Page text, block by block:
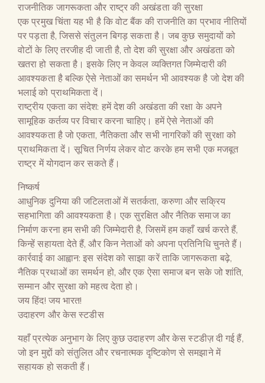
राजनीतिक जागरूकता और राष्ट्र की अखंडता की सुरक्षा
एक प्रमुख चिंता यह भी है कि वोट बैंक की राजनीति का प्रभाव नीतियों
पर पड़ता है, जिससे संतुलन बिगड़ सकता है। जब कुछ समुदायों को
वोटों के लिए तरजीह दी जाती है, तो देश की सुरक्षा और अखंडता को
खतरा हो सकता है। इसके लिए न केवल व्यक्तिगत जिम्मेदारी की
आवश्यकता है बल्कि ऐसे नेताओं का समर्थन भी आवश्यक है जो देश की
भलाई को प्राथमिकता दें।
राष्ट्रीय एकता का संदेश: हमें देश की अखंडता की रक्षा के अपने
सामूहिक कर्तव्य पर विचार करना चाहिए। हमें ऐसे नेताओं की
आवश्यकता है जो एकता, नैतिकता और सभी नागरिकों की सुरक्षा को
प्राथमिकता दें। सूचित निर्णय लेकर वोट करके हम सभी एक मजबूत
राष्ट्र में योगदान कर सकते हैं।
निष्कर्ष
आधुनिक दुनिया की जटिलताओं में सतर्कता, करुणा और सक्रिय
सहभागिता की आवश्यकता है। एक सुरक्षित और नैतिक समाज का
निर्माण करना हम सभी की जिम्मेदारी है, जिसमें हम कहाँ खर्च करते हैं,
किन्हें सहायता देते हैं, और किन नेताओं को अपना प्रतिनिधि चुनते हैं।
कार्रवाई का आह्वान: इस संदेश को साझा करें ताकि जागरूकता बढ़े,
नैतिक प्रथाओं का समर्थन हो, और एक ऐसा समाज बन सके जो शांति,
सम्मान और सुरक्षा को महत्व देता हो।
जय हिंद! जय भारत!
उदाहरण और केस स्टडीस
यहाँ प्रत्येक अनुभाग के लिए कुछ उदाहरण और केस स्टडीज़ दी गई हैं,
जो इन मुद्दों को संतुलित और रचनात्मक दृष्टिकोण से समझाने में
सहायक हो सकती हैं।